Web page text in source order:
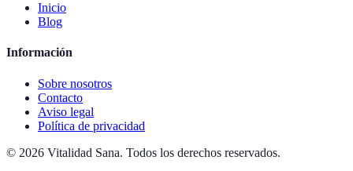
Inicio
Blog
Información
Sobre nosotros
Contacto
Aviso legal
Política de privacidad
© 2026 Vitalidad Sana. Todos los derechos reservados.